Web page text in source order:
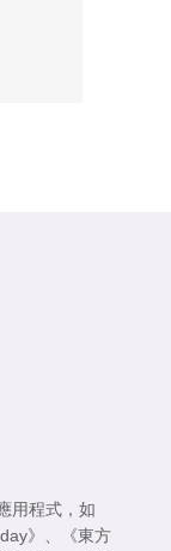
用程式，如
》
《東方